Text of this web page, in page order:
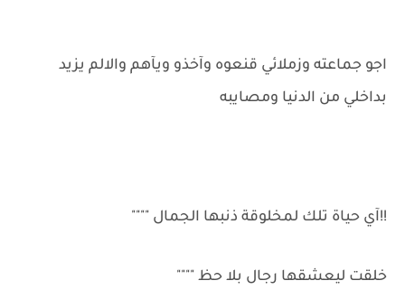
اجو جماعته وزملائي قنعوه وآخذو ويآهم والالم يزيد
بداخلي من الدنيا ومصايبه
!!آي حياة تلك لمخلوقة ذنبها الجمال """"
خلقت ليعشقها رجال بلا حظ """"